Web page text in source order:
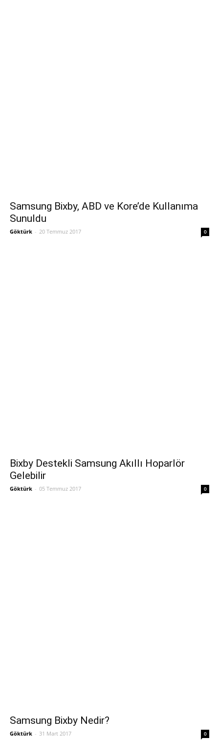
Samsung Bixby, ABD ve Kore’de Kullanıma
Sunuldu
Göktürk - 20 Temmuz 2017 0
Bixby Destekli Samsung Akıllı Hoparlör
Gelebilir
Göktürk - 05 Temmuz 2017 0
Samsung Bixby Nedir?
Göktürk - 31 Mart 2017 0